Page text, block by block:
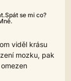
se mi co?
viděl krásu
mozku, pak